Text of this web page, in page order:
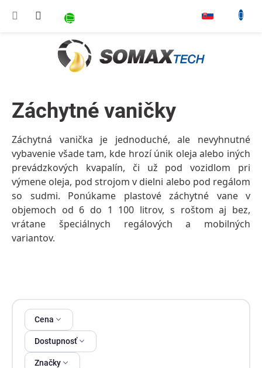
NÁKUPNÝ KOŠÍK
Záchytné vaničky
Záchytná vanička je jednoduché, ale nevyhnutné
vybavenie všade tam, kde hrozí únik oleja alebo iných
prevádzkových kvapalín, či už pod vozidlom pri
výmene oleja, pod strojom v dielni alebo pod regálom
so sudmi. Ponúkame plastové záchytné vane v
objemoch od 6 do 1 100 litrov, s roštom aj bez,
vrátane špeciálnych regálových a mobilných
variantov.
Cena
Dostupnosť
Značky
Výpis produktov